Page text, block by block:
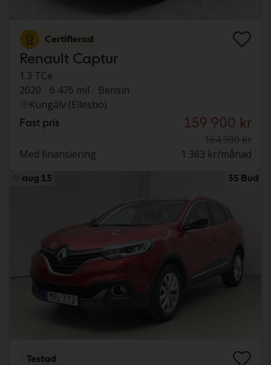
Certifierad
Renault Captur
1.3 TCe
2020
6 476 mil
Bensin
Kungälv (Ellesbo)
Fast pris 159 900 kr
164 900 kr
Med finansiering
1 363 kr/månad
aug 13 35 Bud
Testad